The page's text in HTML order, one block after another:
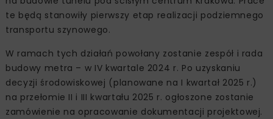
te będą stanowiły pierwszy etap realizacji podziemnego
transportu szynowego.
W ramach tych działań powołany zostanie zespół i rada
budowy metra – w IV kwartale 2024 r. Po uzyskaniu
decyzji środowiskowej (planowane na I kwartał 2025 r.)
na przełomie II i III kwartału 2025 r. ogłoszone zostanie
zamówienie na opracowanie dokumentacji projektowej.